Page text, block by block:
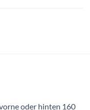
oder hinten 160